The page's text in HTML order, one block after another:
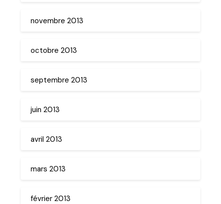
novembre 2013
octobre 2013
septembre 2013
juin 2013
avril 2013
mars 2013
février 2013